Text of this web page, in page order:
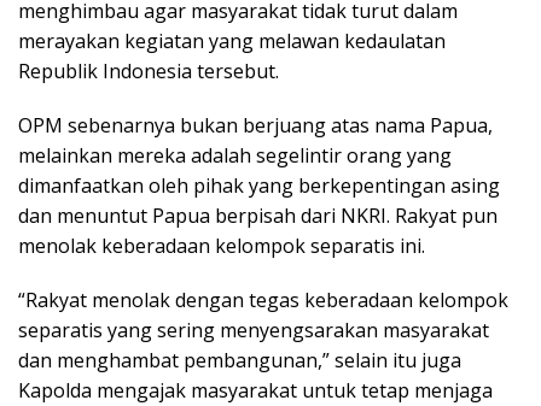
menghimbau agar masyarakat tidak turut dalam
merayakan kegiatan yang melawan kedaulatan
Republik Indonesia tersebut.
OPM sebenarnya bukan berjuang atas nama Papua,
melainkan mereka adalah segelintir orang yang
dimanfaatkan oleh pihak yang berkepentingan asing
dan menuntut Papua berpisah dari NKRI. Rakyat pun
menolak keberadaan kelompok separatis ini.
“Rakyat menolak dengan tegas keberadaan kelompok
separatis yang sering menyengsarakan masyarakat
dan menghambat pembangunan,” selain itu juga
Kapolda mengajak masyarakat untuk tetap menjaga